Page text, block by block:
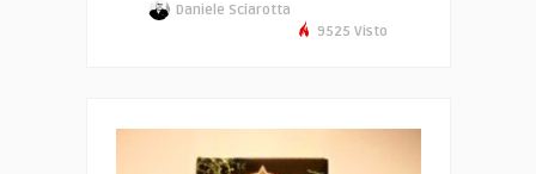
Daniele Sciarotta
9525 Visto